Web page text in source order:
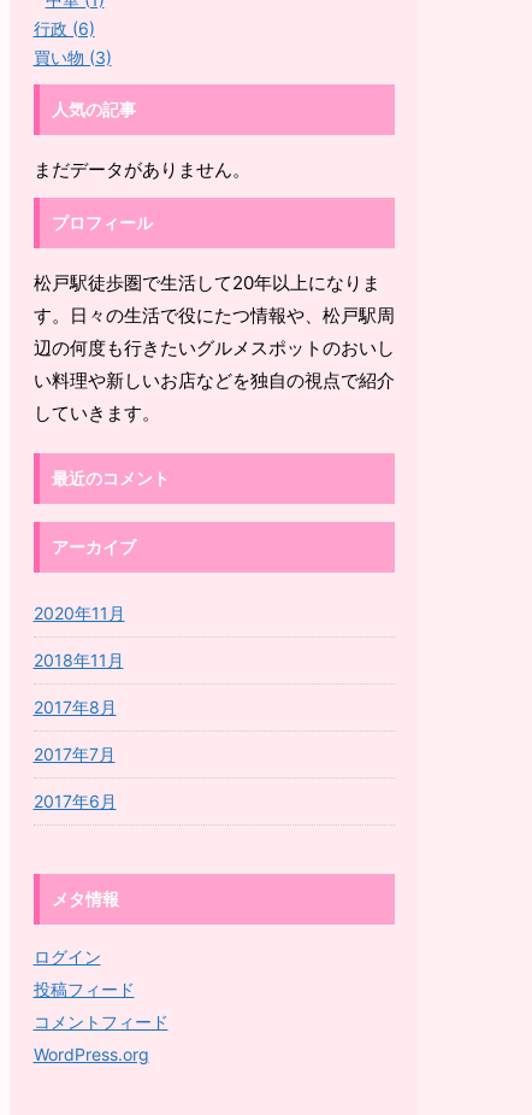
行政 (6)
買い物 (3)
人気の記事
まだデータがありません。
プロフィール
松戸駅徒歩圏で生活して20年以上になりま
す。日々の生活で役にたつ情報や、松戸駅周
辺の何度も行きたいグルメスポットのおいし
い料理や新しいお店などを独自の視点で紹介
していきます。
最近のコメント
アーカイブ
2020年11月
2018年11月
2017年8月
2017年7月
2017年6月
メタ情報
ログイン
投稿フィード
コメントフィード
WordPress.org